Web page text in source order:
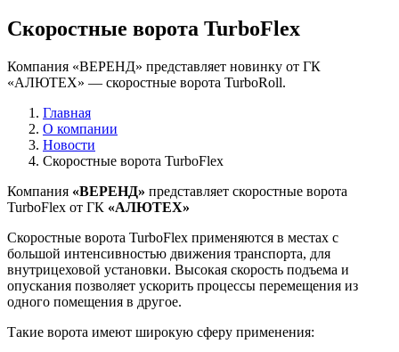
Скоростные ворота TurboFlex
Компания «ВЕРЕНД» представляет новинку от ГК
«АЛЮТЕХ» — скоростные ворота TurboRoll.
Главная
О компании
Новости
Скоростные ворота TurboFlex
Компания «ВЕРЕНД» представляет скоростные ворота
TurboFlex от ГК «АЛЮТЕХ»
Скоростные ворота TurboFlex применяются в местах с
большой интенсивностью движения транспорта, для
внутрицеховой установки. Высокая скорость подъема и
опускания позволяет ускорить процессы перемещения из
одного помещения в другое.
Такие ворота имеют широкую сферу применения: